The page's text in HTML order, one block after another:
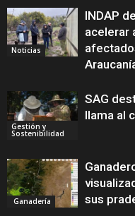
Noticias
INDAP
acelerar
Gestión y
Sostenibilidad
SAG
llama al
Ganadería
sus